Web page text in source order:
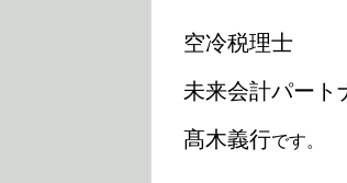
空冷税理士
未来会計パート
髙木義行です。